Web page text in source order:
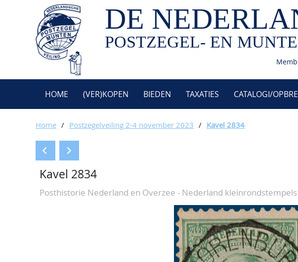
DE
POSTZEGEL- EN
HOME (VER)KOPEN BIEDEN TAXATIES CATALOGI/
Home / Postzegelveiling 2-4 november 2023 / Kavel 2834
Kavel 2834
Posthistorie Nederland en Overzee - Nederland kleinrondstempels